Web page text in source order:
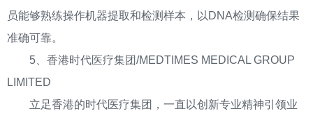
员能够熟练操作机器提取和检测样本，以DNA检测确保结果
准确可靠。
5、香港时代医疗集团/MEDTIMES MEDICAL GROUP
LIMITED
立足香港的时代医疗集团，一直以创新专业精神引领业